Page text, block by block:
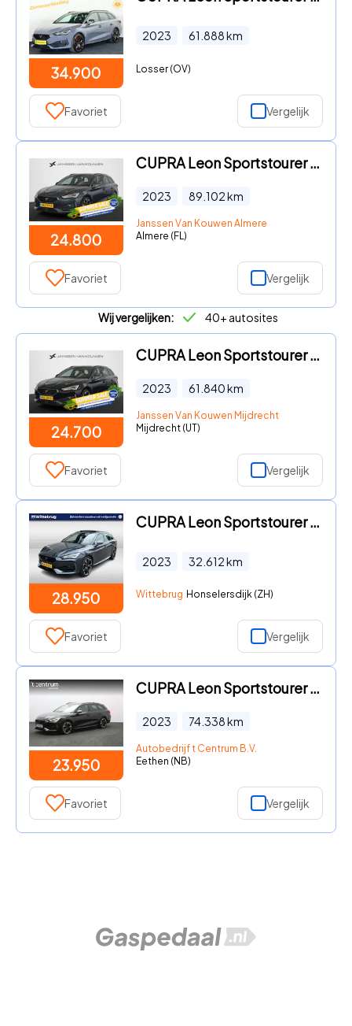
34.900
2023 61.888km
Losser (OV)
Favoriet Vergelijk
24.800
CUPRA Leon Sportstourer - 1.4 e-Hybrid VZ 245 PK Stoel-Stuurverwarming Achteruitrijcam
2023 89.102km
Janssen Van Kouwen Almere
Almere (FL)
Favoriet Vergelijk
Wij vergelijken: 40+ autosites
24.700
CUPRA Leon Sportstourer - 1.4 e-Hybrid Business Stuur-Stoelverwarming Camera Memory Ke
2023 61.840km
Janssen Van Kouwen Mijdrecht
Mijdrecht (UT)
Favoriet Vergelijk
28.950
CUPRA Leon Sportstourer - 1.4 e-Hybrid VZ Performance / AUTOMAAT/ 245PK/ PANO/ PARK.SE
2023 32.612km
Wittebrug Honselersdijk (ZH)
Favoriet Vergelijk
23.950
CUPRA Leon Sportstourer - 1.4 e-Hybrid 204 PK Business PHEV, Camera, Winterpakket, Ada
2023 74.338km
Autobedrijf t Centrum B.V.
Eethen (NB)
Favoriet Vergelijk